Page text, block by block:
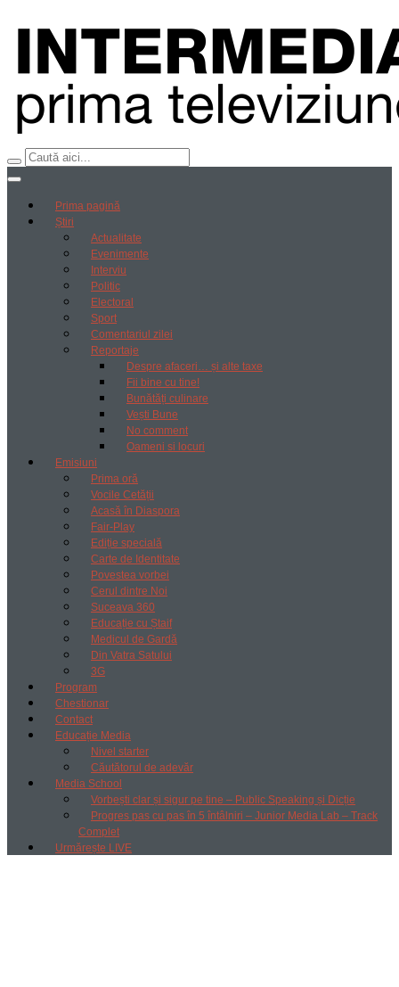
Prima pagină
Știri
Actualitate
Evenimente
Interviu
Politic
Electoral
Sport
Comentariul zilei
Reportaje
Despre afaceri… și alte taxe
Fii bine cu tine!
Bunătăți culinare
Vești Bune
No comment
Oameni si locuri
Emisiuni
Prima oră
Vocile Cetății
Acasă în Diaspora
Fair-Play
Ediție specială
Carte de Identitate
Povestea vorbei
Cerul dintre Noi
Suceava 360
Educație cu Ștaif
Medicul de Gardă
Din Vatra Satului
3G
Program
Chestionar
Contact
Educație Media
Nivel starter
Căutătorul de adevăr
Media School
Vorbești clar și sigur pe tine – Public Speaking și Dicție
Progres pas cu pas în 5 întâlniri – Junior Media Lab – Track
Complet
Urmărește LIVE